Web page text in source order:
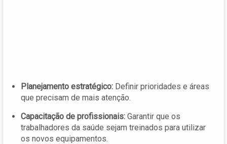
Planejamento estratégico: Definir prioridades e áreas
que precisam de mais atenção.
Capacitação de profissionais: Garantir que os
trabalhadores da saúde sejam treinados para utilizar
os novos equipamentos.